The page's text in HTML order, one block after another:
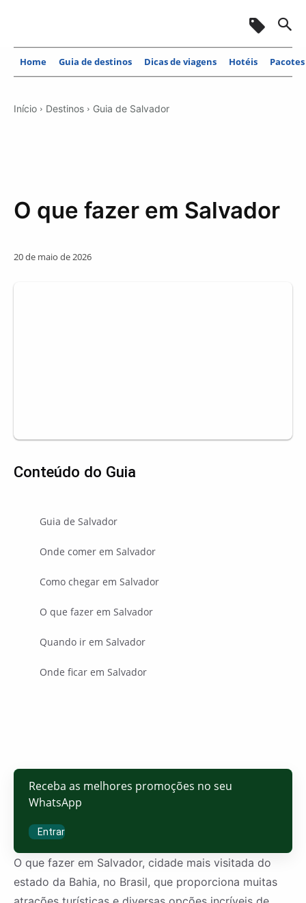
Home Guia de destinos Dicas de viagens Hotéis Pacotes
Início Destinos Guia de Salvador
O que fazer em Salvador
20 de maio de 2026
Conteúdo do Guia
Guia de Salvador
Onde comer em Salvador
Como chegar em Salvador
O que fazer em Salvador
Quando ir em Salvador
Onde ficar em Salvador
Receba as melhores promoções no seu
WhatsApp
Entrar
O que fazer em Salvador, cidade mais visitada do
estado da Bahia, no Brasil, que proporciona muitas